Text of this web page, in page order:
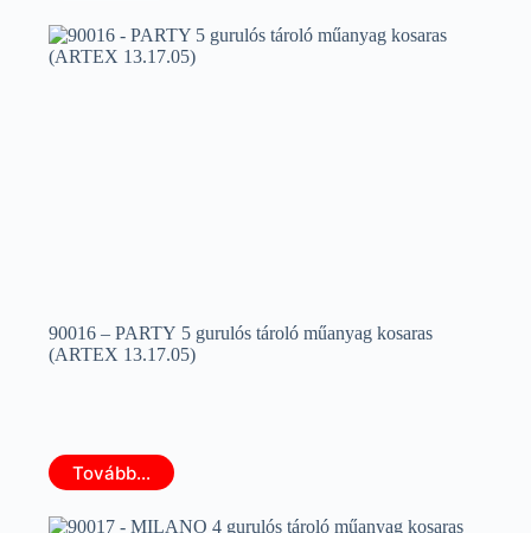
90016 – PARTY 5 gurulós tároló műanyag kosaras
(ARTEX 13.17.05)
Tovább...